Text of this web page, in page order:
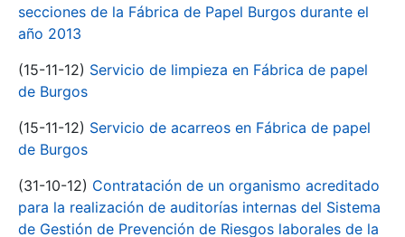
secciones de la Fábrica de Papel Burgos durante el
año 2013
(15-11-12) Servicio de limpieza en Fábrica de papel
de Burgos
(15-11-12) Servicio de acarreos en Fábrica de papel
de Burgos
(31-10-12) Contratación de un organismo acreditado
para la realización de auditorías internas del Sistema
de Gestión de Prevención de Riesgos laborales de la